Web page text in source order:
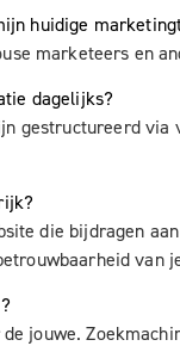
huidige
marketeers en
dagelijks?
gestructureerd
die bijdragen
van
jouwe.